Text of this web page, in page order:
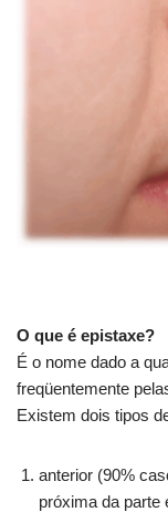
O que é epistaxe?
É o nome dado a
freqüentemente
Existem dois tipos
anterior (90%
próxima da parte